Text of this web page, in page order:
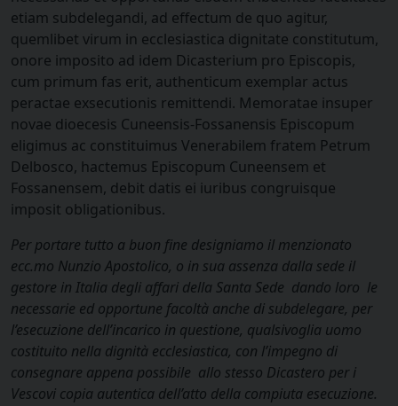
etiam subdelegandi, ad effectum de quo agitur,
quemlibet virum in ecclesiastica dignitate constitutum,
onore imposito ad idem Dicasterium pro Episcopis,
cum primum fas erit, authenticum exemplar actus
peractae exsecutionis remittendi. Memoratae insuper
novae dioecesis Cuneensis-Fossanensis Episcopum
eligimus ac constituimus Venerabilem fratem Petrum
Delbosco, hactemus Episcopum Cuneensem et
Fossanensem, debit datis ei iuribus congruisque
imposit obligationibus.
Per portare tutto a buon fine designiamo il menzionato
ecc.mo Nunzio Apostolico, o in sua assenza dalla sede il
gestore in Italia degli affari della Santa Sede dando loro le
necessarie ed opportune facoltà anche di subdelegare, per
l’esecuzione dell’incarico in questione, qualsivoglia uomo
costituito nella dignità ecclesiastica, con l’impegno di
consegnare appena possibile allo stesso Dicastero per i
Vescovi copia autentica dell’atto della compiuta esecuzione.